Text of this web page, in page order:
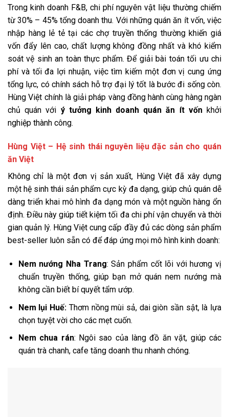
Trong kinh doanh F&B, chi phí nguyên vật liệu thường chiếm
từ 30% – 45% tổng doanh thu. Với những quán ăn ít vốn, việc
nhập hàng lẻ tẻ tại các chợ truyền thống thường khiến giá
vốn đẩy lên cao, chất lượng không đồng nhất và khó kiểm
soát vệ sinh an toàn thực phẩm. Để giải bài toán tối ưu chi
phí và tối đa lợi nhuận, việc tìm kiếm một đơn vị cung ứng
tổng lực, có chính sách hỗ trợ đại lý tốt là bước đi sống còn.
Hùng Việt chính là giải pháp vàng đồng hành cùng hàng ngàn
chủ quán với ý tưởng kinh doanh quán ăn ít vốnkhởi
nghiệp thành công.
Hùng Việt – Hệ sinh thái nguyên liệu đặc sản cho quán
ăn Việt
Không chỉ là một đơn vị sản xuất, Hùng Việt đã xây dựng
một hệ sinh thái sản phẩm cực kỳ đa dạng, giúp chủ quán dễ
dàng triển khai mô hình đa dạng món và một nguồn hàng ổn
định. Điều này giúp tiết kiệm tối đa chi phí vận chuyển và thời
gian quản lý. Hùng Việt cung cấp đầy đủ các dòng sản phẩm
best-seller luôn sẵn có để đáp ứng mọi mô hình kinh doanh:
Nem nướng Nha Trang: Sản phẩm cốt lõi với hương vị
chuẩn truyền thống, giúp bạn mở quán nem nướng mà
không cần biết bí quyết tẩm ướp.
Nem lụi Huế: Thơm nồng mùi sả, dai giòn sần sật, là lựa
chọn tuyệt vời cho các mẹt cuốn.
Nem chua rán: Ngôi sao của làng đồ ăn vặt, giúp các
quán trà chanh, cafe tăng doanh thu nhanh chóng.